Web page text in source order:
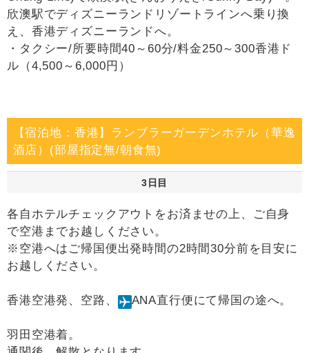
欣澳駅でディズニーランドリゾートラインへ乗り換
え、香港ディズニーランドへ。
・タクシー/所要時間40～60分/料金250～300香港ド
ル（4,500～6,000円）
【宿泊地：香港】ランブラーガーデンホテル（華逸
酒店）(部屋指定無/朝食無)
3日目
各自ホテルチェックアウトをお済ませの上、ご自身
で空港までお越しください。
※空港へはご帰国便出発時間の2時間30分前を目安に
お越しください。
香港空港発、空路、 ANA直行便にて帰国の途へ。
羽田空港着。